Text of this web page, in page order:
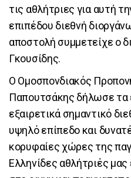
τις αθλήτριες για αυτή
επιπέδου διεθνή
αποστολή συμμετείχε ο
Γκουσίδης.
Ο Ομοσπονδιακός
Παπουτσάκης δήλωσε τα
εξαιρετικά σημαντικό
υψηλό επίπεδο και
κορυφαίες χώρες της
Ελληνίδες αθλήτριές